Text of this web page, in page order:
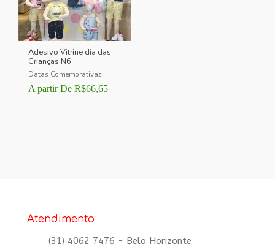
Adesivo Vitrine dia das
Crianças N6
Datas Comemorativas
A partir De R$66,65
Atendimento
(31) 4062 7476 - Belo Horizonte